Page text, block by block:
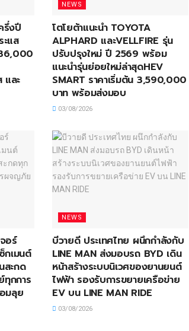
รึ่งปี
แส
และ
NEWS
โตโยต้าแนะนำ TOYOTA
ALPHARD และVELLFIRE รุ่น
ปรับปรุงใหม่ ปี 2569 พร้อม
แนะนำรุ่นย่อยใหม่ล่าสุดHEV
SMART ราคาเริ่มต้น 3,590,000
บาท พร้อมส่งมอบ
03/08/2026
อร์
กเมนต์
สะกด
กการ
มลุย
NEWS
บีวายดี ประเทศไทย ผนึกกำลังกับ
LINE MAN ส่งมอบรถ BYD เดิน
หน้าสร้างระบบนิเวศของยานยนต์
ไฟฟ้า รองรับการขยายเครือข่าย
EV บน LINE MAN RIDE
03/08/2026